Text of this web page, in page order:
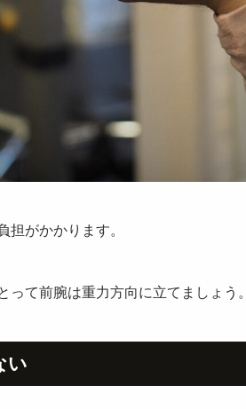
担がかかります。
って前腕は重力方向に立てましょう。
い